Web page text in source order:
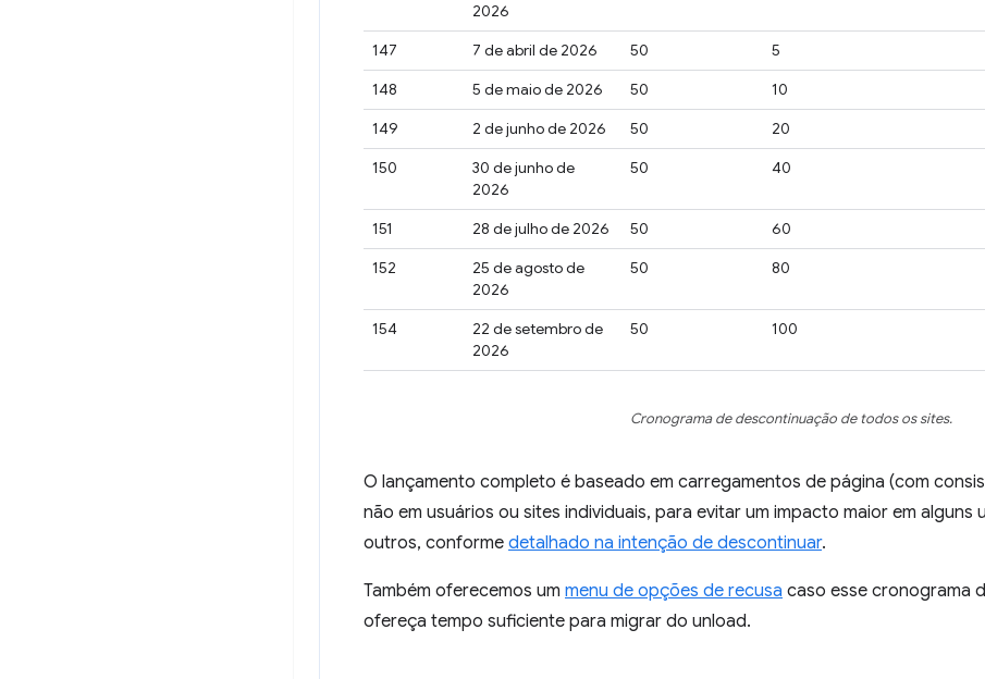
2026
147 7 de abril de 2026 50
5
148
5 de maio de 2026 50
10
149
2 de junho de 2026 50
20
150
30 de junho de
2026
50 40
151 28 de julho de 2026 50
60
152
25 de agosto de
2026
50 80
154
22 de setembro de
2026
50 100
Cronograma de descontinuação de todos os sites.
O lançamento completo é baseado em carregamentos de página (com
não em usuários ou sites individuais, para evitar um impacto maior em alguns
outros, conforme detalhado na intenção de descontinuar.
Também oferecemos um menu de opções de recusa caso esse cronograma
ofereça tempo suficiente para migrar do unload.